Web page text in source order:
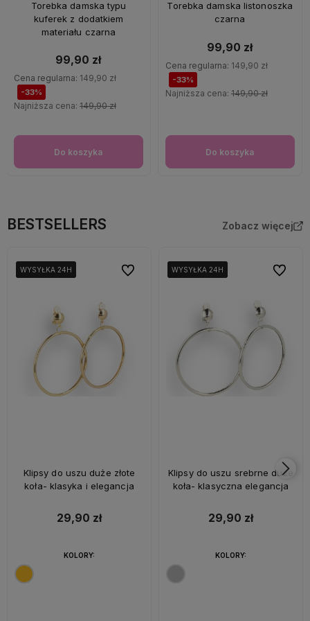
Torebka damska typu
kuferek z dodatkiem
materiału czarna
99,90 zł
Cena regularna: 149,90 zł
-33%
Najniższa cena:149,90 zł
Do koszyka
Torebka damska listonoszka
czarna
99,90 zł
Cena regularna: 149,90 zł
-33%
Najniższa cena: 149,90 zł
Do koszyka
BESTSELLERS Zobacz więcej
WYSYŁKA 24H
WYSYŁKA 24H
WYSYŁKA 24H
Klipsy do uszu duże złote
koła- klasyka i elegancja
29,90 zł
KOLORY:
Do ulubionychWYSYŁKA 24H
WYSYŁKA 24H
WYSYŁKA 24H
Klipsy do uszu srebrne duże
koła- klasyczna elegancja
29,90 zł
KOLORY:
Do